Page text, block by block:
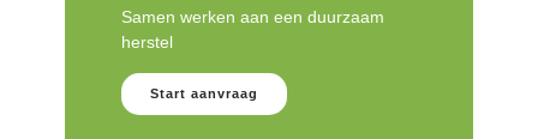
Samen werken aan een duurzaam
herstel
Start aanvraag